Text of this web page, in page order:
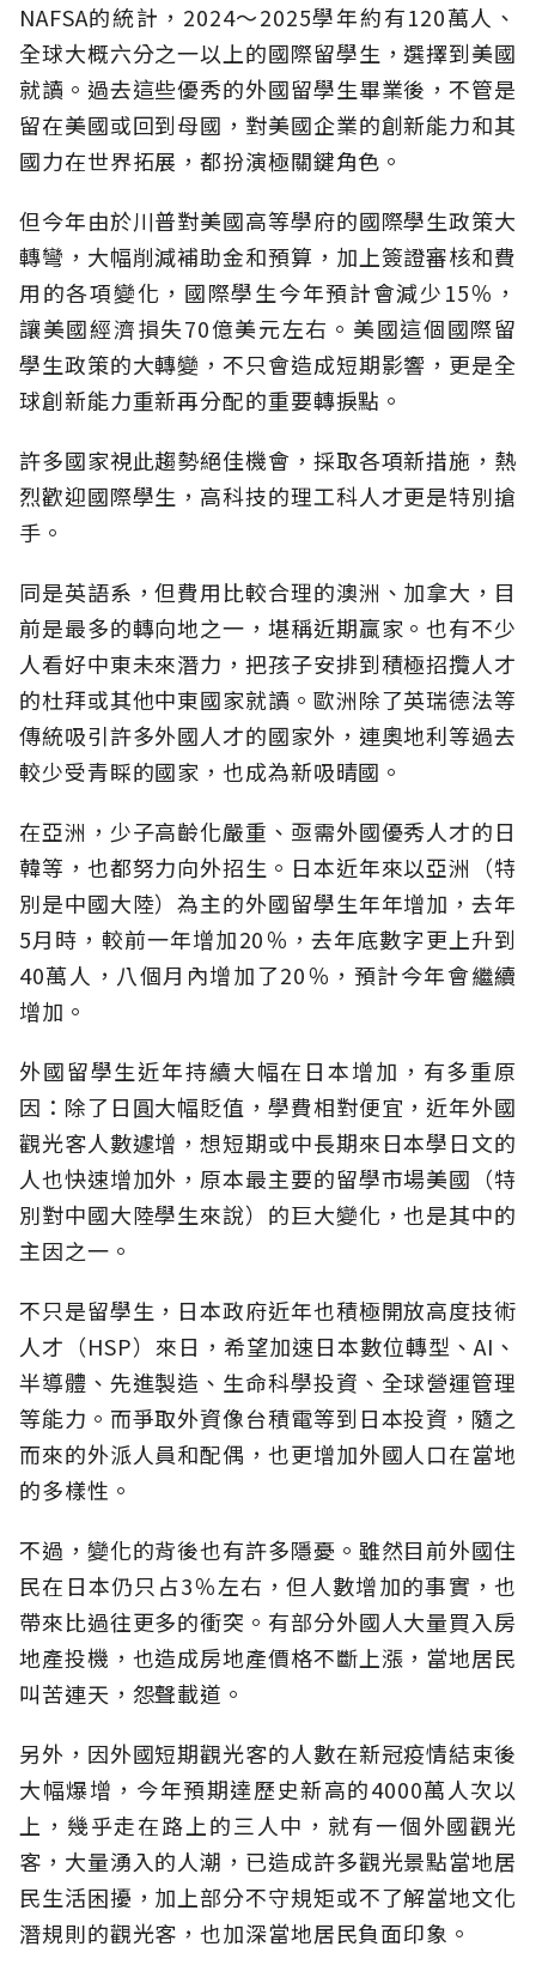
NAFSA的統計，2024～2025學年約有120萬人、
全球大概六分之一以上的國際留學生，選擇到美國
就讀。過去這些優秀的外國留學生畢業後，不管是
留在美國或回到母國，對美國企業的創新能力和其
國力在世界拓展，都扮演極關鍵角色。
但今年由於川普對美國高等學府的國際學生政策大
轉彎，大幅削減補助金和預算，加上簽證審核和費
用的各項變化，國際學生今年預計會減少15％，
讓美國經濟損失70億美元左右。美國這個國際留
學生政策的大轉變，不只會造成短期影響，更是全
球創新能力重新再分配的重要轉捩點。
許多國家視此趨勢絕佳機會，採取各項新措施，熱
烈歡迎國際學生，高科技的理工科人才更是特別搶
手。
同是英語系，但費用比較合理的澳洲、加拿大，目
前是最多的轉向地之一，堪稱近期贏家。也有不少
人看好中東未來潛力，把孩子安排到積極招攬人才
的杜拜或其他中東國家就讀。歐洲除了英瑞德法等
傳統吸引許多外國人才的國家外，連奧地利等過去
較少受青睬的國家，也成為新吸晴國。
在亞洲，少子高齡化嚴重、亟需外國優秀人才的日
韓等，也都努力向外招生。日本近年來以亞洲（特
別是中國大陸）為主的外國留學生年年增加，去年
5月時，較前一年增加20％，去年底數字更上升到
40萬人，八個月內增加了20％，預計今年會繼續
增加。
外國留學生近年持續大幅在日本增加，有多重原
因：除了日圓大幅貶值，學費相對便宜，近年外國
觀光客人數遽增，想短期或中長期來日本學日文的
人也快速增加外，原本最主要的留學市場美國（特
別對中國大陸學生來說）的巨大變化，也是其中的
主因之一。
不只是留學生，日本政府近年也積極開放高度技術
人才（HSP）來日，希望加速日本數位轉型、AI、
半導體、先進製造、生命科學投資、全球營運管理
等能力。而爭取外資像台積電等到日本投資，隨之
而來的外派人員和配偶，也更增加外國人口在當地
的多樣性。
不過，變化的背後也有許多隱憂。雖然目前外國住
民在日本仍只占3％左右，但人數增加的事實，也
帶來比過往更多的衝突。有部分外國人大量買入房
地產投機，也造成房地產價格不斷上漲，當地居民
叫苦連天，怨聲載道。
另外，因外國短期觀光客的人數在新冠疫情結束後
大幅爆增，今年預期達歷史新高的4000萬人次以
上，幾乎走在路上的三人中，就有一個外國觀光
客，大量湧入的人潮，已造成許多觀光景點當地居
民生活困擾，加上部分不守規矩或不了解當地文化
潛規則的觀光客，也加深當地居民負面印象。